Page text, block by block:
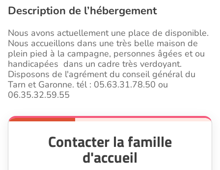
Description de l’hébergement
Nous avons actuellement une place de disponible.
Nous accueillons dans une très belle maison de
plein pied à la campagne, personnes âgées et ou
handicapées dans un cadre très verdoyant.
Disposons de l'agrément du conseil général du
Tarn et Garonne. tél : 05.63.31.78.50 ou
06.35.32.59.55
Contacter la famille
d'accueil